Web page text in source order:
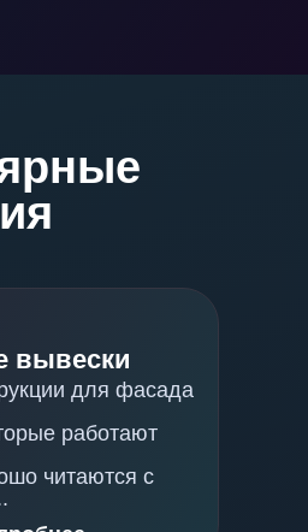
вывески
для фасада
работают
читаются с